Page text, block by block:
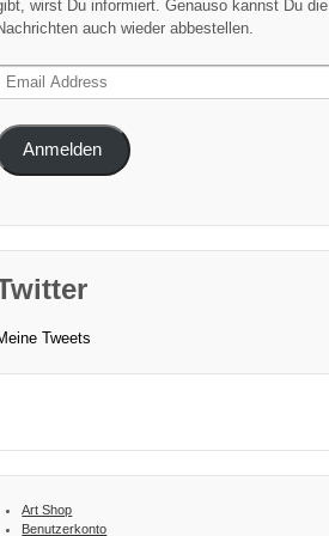
wirst Du informiert. Genauso kannst Du die
auch wieder abbestellen.
Email
Anmelden
Tweets
Art Shop
Benutzerkonto